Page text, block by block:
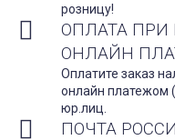
розницу!
ОПЛАТА
ОНЛАЙН
Оплатите заказ
онлайн платежом
юр.лиц.
ПОЧТА